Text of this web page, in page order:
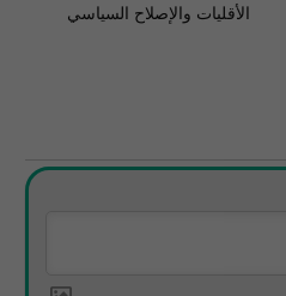
الأقليات والإصلاح السياسي